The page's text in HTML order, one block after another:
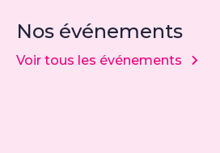
Nos événements
Voir tous les événements